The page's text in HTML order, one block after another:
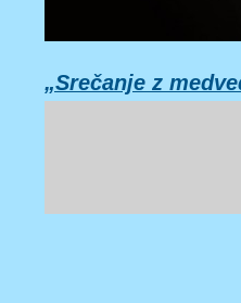
„Srečanje z